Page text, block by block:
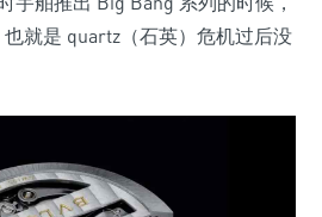
就是 quartz（石英）危机过后没